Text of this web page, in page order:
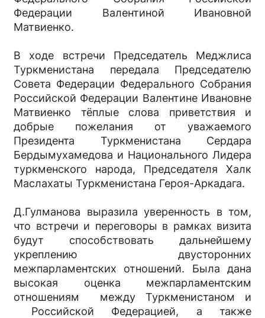
Федерации Валентиной Ивановной
Матвиенко.
В ходе встречи Председатель Меджлиса
Туркменистана передала Председателю
Совета Федерации Федерального Собрания
Российской Федерации Валентине Ивановне
Матвиенко тёплые слова приветствия и
добрые пожелания от уважаемого
Президента Туркменистана Сердара
Бердымухамедова и Национального Лидера
туркменского народа, Председателя Халк
Маслахаты Туркменистана Героя-Аркадага.
Д.Гулманова выразила уверенность в том,
что встречи и переговоры в рамках визита
будут способствовать дальнейшему
укреплению двусторонних
межпарламентских отношений. Была дана
высокая оценка межпарламентским
отношениям между Туркменистаном и
Российской Федерацией, а также